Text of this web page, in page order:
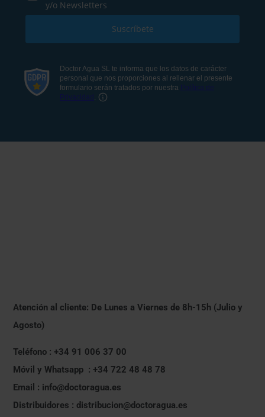
Atención al cliente: De Lunes a Viernes de 8h-15h (Julio y
Agosto)
Teléfono : +34 91 006 37 00
Móvil y Whatsapp : +34 722 48 48 78
Email : info@doctoragua.es
Distribuidores : distribucion@doctoragua.es